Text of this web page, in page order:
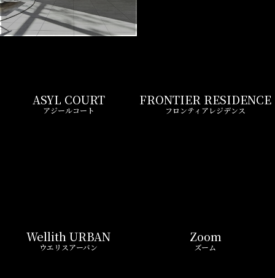
ASYL COURT
アジールコート
FRONTIER RESIDENCE
フロンティアレジデンス
Wellith URBAN
ウエリスアーバン
Zoom
ズーム